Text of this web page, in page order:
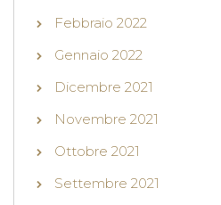
Febbraio 2022
Gennaio 2022
Dicembre 2021
Novembre 2021
Ottobre 2021
Settembre 2021